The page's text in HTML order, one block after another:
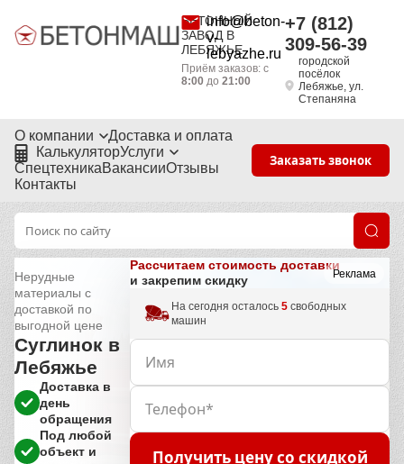
БЕТОННЫЙ
ЗАВОД В
ЛЕБЯЖЬЕ
info@beton-
v-
lebyazhe.ru
Приём заказов: с
8:00до 21:00
+7 (812)
309-56-39
городской
посёлок
Лебяжье, ул.
Степаняна
О компании
Доставка и оплата
КалькуляторУслуги
СпецтехникаВакансииОтзывы
Контакты
Заказать звонок
Реклама
Нерудные
материалы с
доставкой по
выгодной цене
Суглинок в
Лебяжье
Доставка в
день
обращения
Под любой
объект и
Рассчитаем стоимость доставки
и закрепим скидку
На сегодня осталось5 свободных
машин
Получить цену со скидкой